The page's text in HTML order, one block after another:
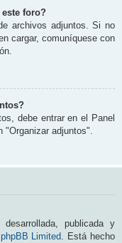
foro?
archivos adjuntos. Si no
cargar, comuníquese con
debe entrar en el Panel
adjuntos".
publicada y
phpBB Limited. Está hecho